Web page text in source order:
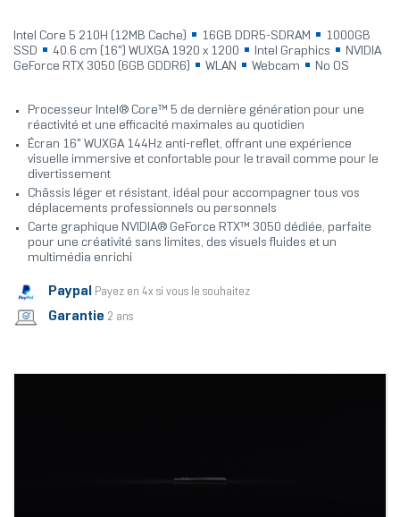
Intel Core 5 210H (12MB Cache) 16GB DDR5-SDRAM
1000GB
SSD
40.6 cm (16") WUXGA 1920 x 1200 Intel Graphics
NVIDIA
GeForce RTX 3050 (6GB GDDR6)
WLAN Webcam No OS
Processeur Intel® Core™ 5 de dernière génération pour une
réactivité et une efficacité maximales au quotidien
Écran 16" WUXGA 144Hz anti-reflet, offrant une expérience
visuelle immersive et confortable pour le travail comme pour le
divertissement
Châssis léger et résistant, idéal pour accompagner tous vos
déplacements professionnels ou personnels
Carte graphique NVIDIA® GeForce RTX™ 3050 dédiée, parfaite
pour une créativité sans limites, des visuels fluides et un
multimédia enrichi
Paypal Payez en 4x si vous le souhaitez
Garantie 2 ans